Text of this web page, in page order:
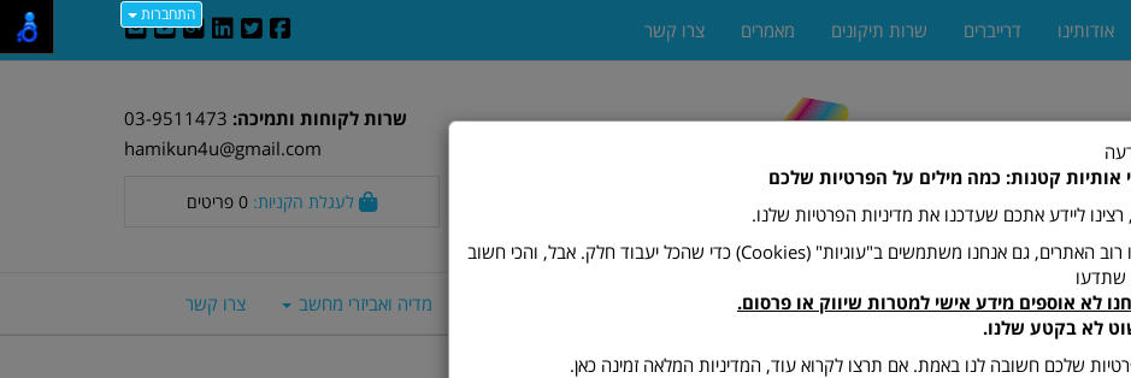
התחברות
שרות לקוחות ותמיכה: 03-9511473
hamikun4u@gmail.com
0
סורקים מגרסות מתכלים (טונרים ודיו) מדיה ואביזרי מחשב צרו קשר
אודותינו דרייברים שרות תיקונים מאמרים צרו קשר
אותיות קטנות: כמה מילים על הפרטיות שלכם
רצינו ליידע אתכם שעדכנו את מדיניות הפרטיות שלנו.
כמו רוב האתרים, גם אנחנו משתמשים ב"עוגיות" (Cookies) כדי שהכל יעבוד חלק. אבל, והכי חשוב
שתדעו
לא אוספים מידע אישי למטרות שיווק או פרסום.
לא בקטע שלנו.
שלכם חשובה לנו באמת. אם תרצו לקרוא עוד, המדיניות המלאה זמינה כאן.